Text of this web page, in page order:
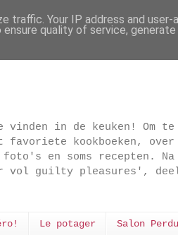
in de keuken! Om te
kookboeken,
en soms recepten. Na
guilty pleasures',
Le potager Salon Perdu
traffic. Your IP address and user-
quality of service, generate